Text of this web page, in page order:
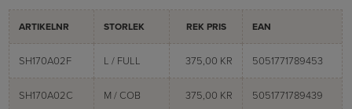
ARTIKELNR STORLEK REK PRIS EAN
SH170A02F L / FULL 375,00 KR 5051771789453
SH170A02C M / COB 375,00 KR 5051771789439